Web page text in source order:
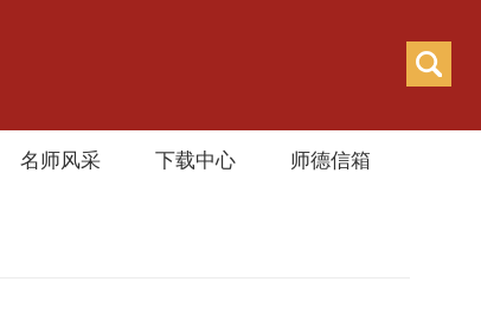
名师风采 下载中心 师德信箱